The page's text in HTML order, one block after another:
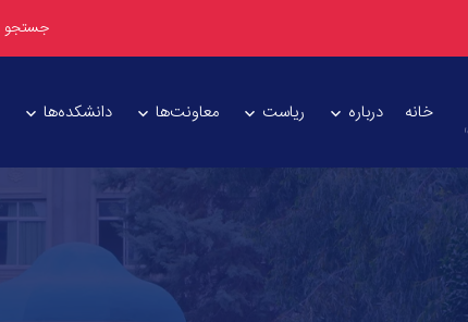
جستجو
خانه درباره ریاست معاونت‌ها دانشکده‌ها